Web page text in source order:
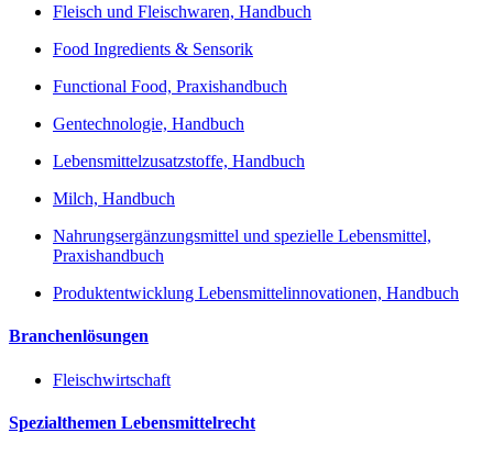
Fleisch und Fleischwaren, Handbuch
Food Ingredients & Sensorik
Functional Food, Praxishandbuch
Gentechnologie, Handbuch
Lebensmittelzusatzstoffe, Handbuch
Milch, Handbuch
Nahrungsergänzungsmittel und spezielle Lebensmittel,
Praxishandbuch
Produktentwicklung Lebensmittelinnovationen, Handbuch
Branchenlösungen
Fleischwirtschaft
Spezialthemen Lebensmittelrecht